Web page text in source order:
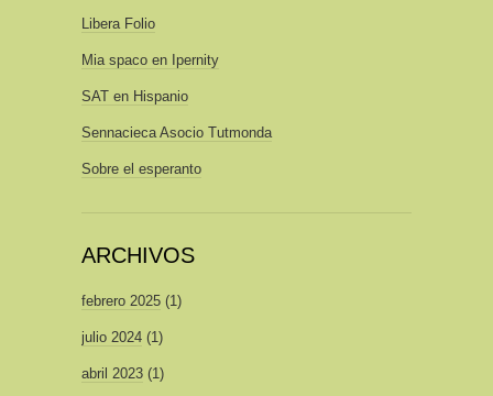
Libera Folio
Mia spaco en Ipernity
SAT en Hispanio
Sennacieca Asocio Tutmonda
Sobre el esperanto
ARCHIVOS
febrero 2025 (1)
julio 2024 (1)
abril 2023 (1)